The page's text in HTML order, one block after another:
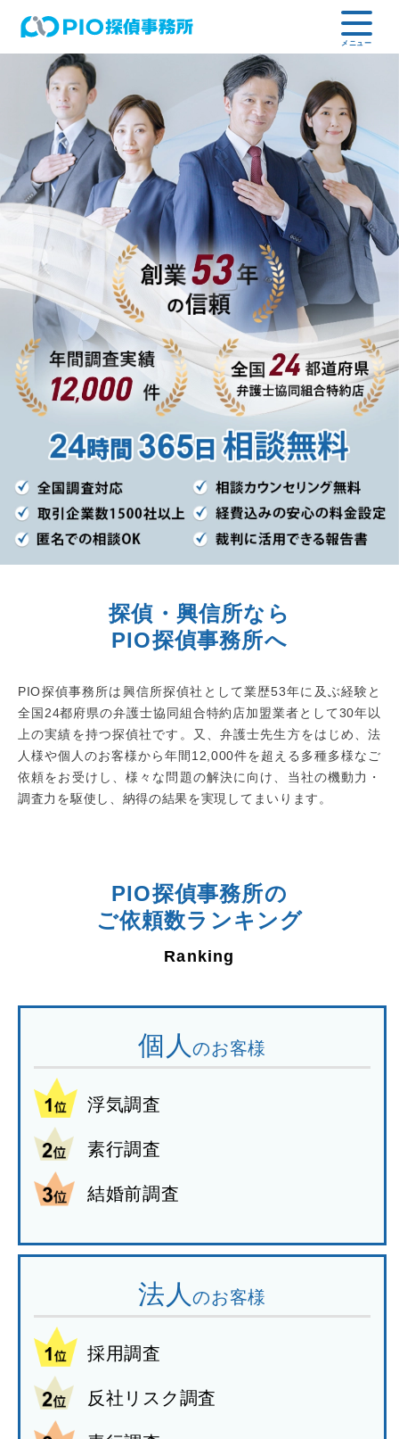
探偵・興信所なら
PIO探偵事務所へ
PIO探偵事務所は興信所探偵社として業歴53年に及ぶ経験と
全国24都府県の弁護士協同組合特約店加盟業者として30年以
上の実績を持つ探偵社です。又、弁護士先生方をはじめ、法
人様や個人のお客様から年間12,000件を超える多種多様なご
依頼をお受けし、様々な問題の解決に向け、当社の機動力・
調査力を駆使し、納得の結果を実現してまいります。
PIO探偵事務所の
ご依頼数ランキング
個人のお客様
浮気調査
素行調査
結婚前調査
法人のお客様
採用調査
反社リスク調査